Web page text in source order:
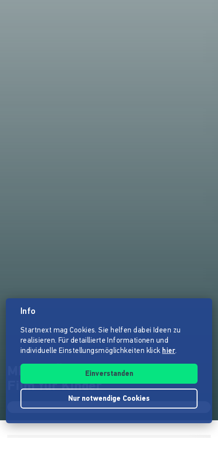
MITGEFÜHL – Ein Stop-Motion
Film für Kinder
Info
Startnext mag Cookies. Sie helfen dabei Ideen zu
realisieren. Für detaillierte Informationen und
individuelle Einstellungsmöglichkeiten klick hier.
Einverstanden
Nur notwendige Cookies